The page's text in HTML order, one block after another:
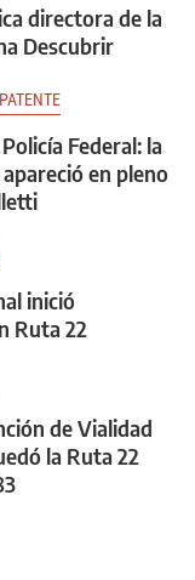
directora de la
Descubrir
Federal: la
en pleno
inició
Ruta 22
de Vialidad
la Ruta 22